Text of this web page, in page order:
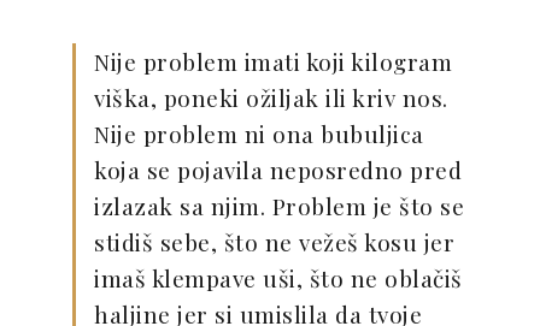
Nije problem imati koji kilogram
viška, poneki ožiljak ili kriv nos.
Nije problem ni ona bubuljica
koja se pojavila neposredno pred
izlazak sa njim. Problem je što se
stidiš sebe, što ne vežeš kosu jer
imaš klempave uši, što ne oblačiš
haljine jer si umislila da tvoje